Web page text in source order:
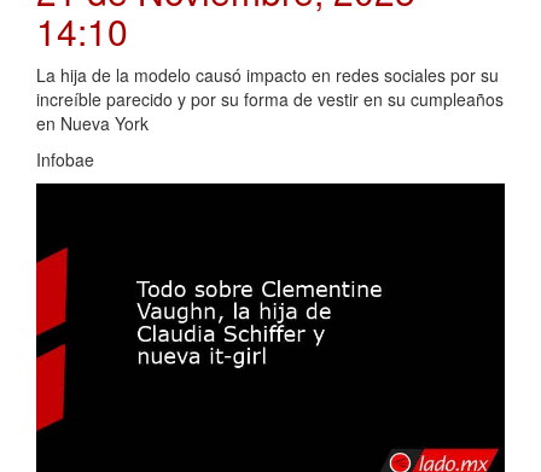
14:10
La hija de la modelo causó impacto en redes sociales por su
increíble parecido y por su forma de vestir en su cumpleaños
en Nueva York
Infobae